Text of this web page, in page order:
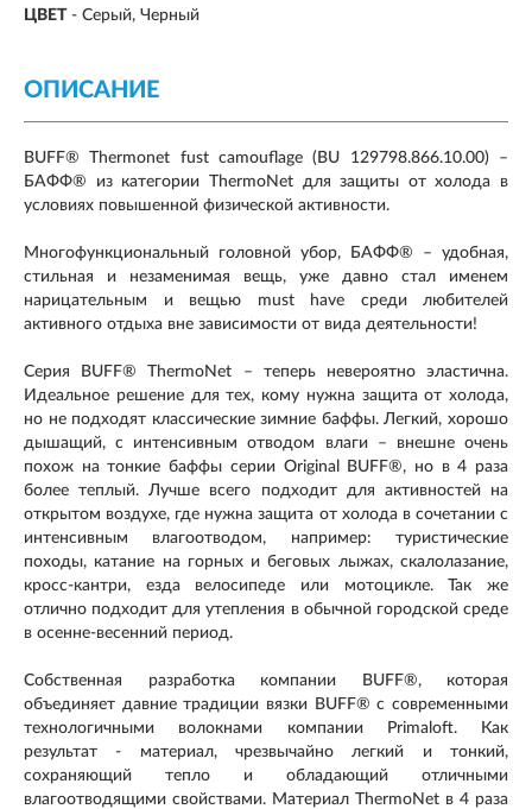
ЦВЕТ - Серый, Черный
ОПИСАНИЕ
BUFF® Thermonet fust camouflage (BU 129798.866.10.00) –
БАФФ® из категории ThermoNet для защиты от холода в
условиях повышенной физической активности.
Многофункциональный головной убор, БАФФ® – удобная,
стильная и незаменимая вещь, уже давно стал именем
нарицательным и вещью must have среди любителей
активного отдыха вне зависимости от вида деятельности!
Серия BUFF® ThermoNet – теперь невероятно эластична.
Идеальное решение для тех, кому нужна защита от холода,
но не подходят классические зимние баффы. Легкий, хорошо
дышащий, с интенсивным отводом влаги – внешне очень
похож на тонкие баффы серии Original BUFF®, но в 4 раза
более теплый. Лучше всего подходит для активностей на
открытом воздухе, где нужна защита от холода в сочетании с
интенсивным влагоотводом, например: туристические
походы, катание на горных и беговых лыжах, скалолазание,
кросс-кантри, езда велосипеде или мотоцикле. Так же
отлично подходит для утепления в обычной городской среде
в осенне-весенний период.
Собственная разработка компании BUFF®, которая
объединяет давние традиции вязки BUFF® с современными
технологичными волокнами компании Primaloft. Как
результат - материал, чрезвычайно легкий и тонкий,
сохраняющий тепло и обладающий отличными
влагоотводящими свойствами. Материал ThermoNet в 4 раза